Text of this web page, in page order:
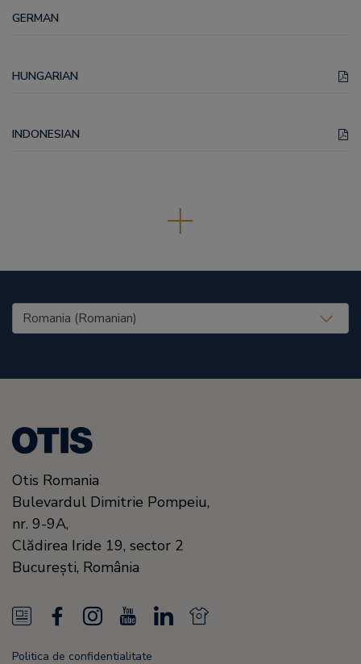
GERMAN
HUNGARIAN
INDONESIAN
United States (EN)
Otis Romania
Bulevardul Dimitrie Pompeiu,
nr. 9-9A,
Clădirea Iride 19, sector 2
Bucureşti, România
N
e
I
o
L
N
Politica de confidentialitate